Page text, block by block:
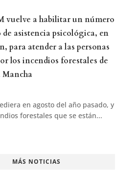
vuelve a habilitar un número
asistencia psicológica, en
para atender a las personas
los incendios forestales de
en agosto del año pasado, y
forestales que se están...
MÁS NOTICIAS